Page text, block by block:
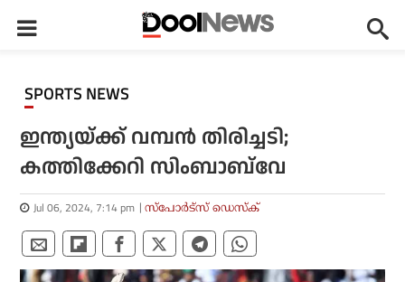
SPORTS NEWS
ഇന്ത്യയ്ക്ക് വമ്പന്‍ തിരിച്ചടി;
കത്തിക്കേറി സിംബാബ്‌വേ
Jul 06, 2024, 7:14 pm സ്പോര്‍ട്സ് ഡെസ്‌ക്